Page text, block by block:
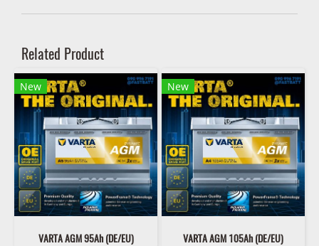
Related Product
New
VARTA AGM 95Ah (DE/EU)
New
VARTA AGM 105Ah (DE/EU)